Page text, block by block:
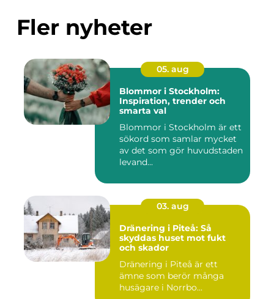
Fler nyheter
05. aug
Blommor i Stockholm:
Inspiration, trender och
smarta val
Blommor i Stockholm är ett
sökord som samlar mycket
av det som gör huvudstaden
levand...
03. aug
Dränering i Piteå: Så
skyddas huset mot fukt
och skador
Dränering i Piteå är ett
ämne som berör många
husägare i Norrbo...